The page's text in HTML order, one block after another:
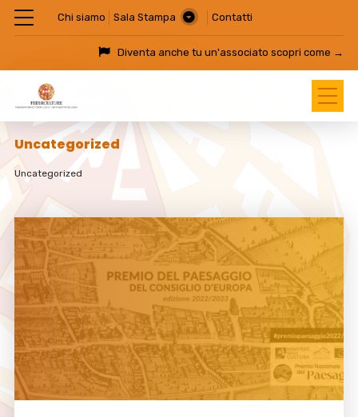
Chi siamo Sala Stampa Contatti
Diventa anche tu un'associatoscopri come →
Uncategorized
Uncategorized